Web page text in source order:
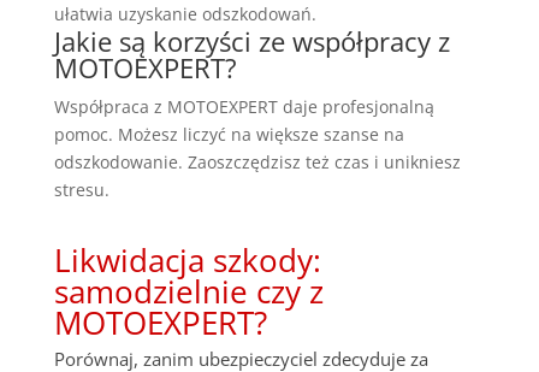
ułatwia uzyskanie odszkodowań.
Jakie są korzyści ze współpracy z
MOTOEXPERT?
Współpraca z MOTOEXPERT daje profesjonalną
pomoc. Możesz liczyć na większe szanse na
odszkodowanie. Zaoszczędzisz też czas i unikniesz
stresu.
Likwidacja szkody:
samodzielnie czy z
MOTOEXPERT?
Porównaj, zanim ubezpieczyciel zdecyduje za